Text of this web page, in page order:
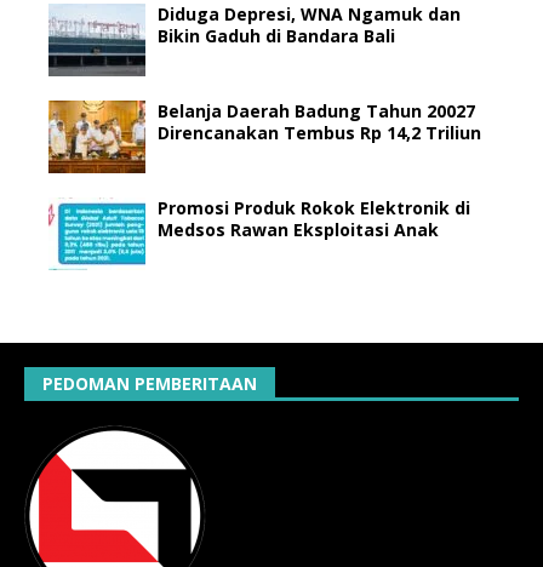
Diduga Depresi, WNA Ngamuk dan
Bikin Gaduh di Bandara Bali
Belanja Daerah Badung Tahun 20027
Direncanakan Tembus Rp 14,2 Triliun
Promosi Produk Rokok Elektronik di
Medsos Rawan Eksploitasi Anak
PEDOMAN PEMBERITAAN